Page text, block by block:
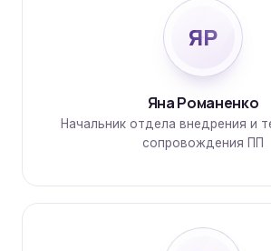
ЯР
Яна Романенко
Начальник отдела внедрения и
сопровождения ПП